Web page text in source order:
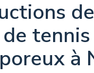
de
tennis
à